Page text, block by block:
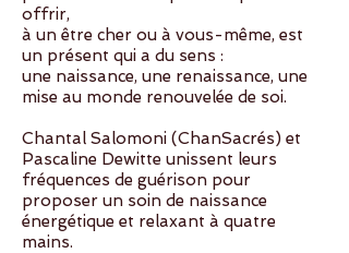
offrir,
à un être cher ou à vous-même, est
un présent qui a du sens :
une naissance, une renaissance, une
mise au monde renouvelée de soi.
Chantal Salomoni (ChanSacrés) et
Pascaline Dewitte unissent leurs
fréquences de guérison pour
proposer un soin de naissance
énergétique et relaxant à quatre
mains.